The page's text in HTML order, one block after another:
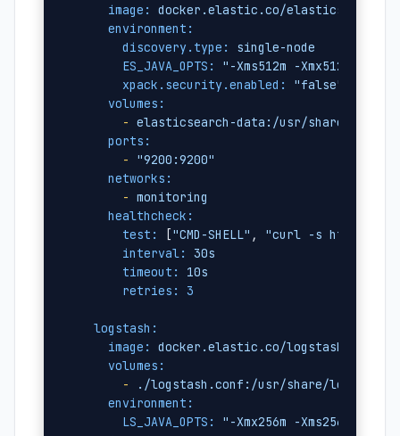
image:
docker.elastic.co/elasticsearch/
environment:
discovery.type:
single-node
ES_JAVA_OPTS:
"-Xms512m -Xmx512m"
xpack.security.enabled:
"false"
volumes:
- elasticsearch-data:/usr/share/
ports:
-
"9200:9200"
networks:
- monitoring
healthcheck:
test:
["CMD-SHELL" , "curl -s http://
interval:
30s
timeout:
10s
retries:
3
logstash:
image:
docker.elastic.co/logstash/
volumes:
-
./logstash.conf:/usr/share/
environment:
LS_JAVA_OPTS:
"-Xmx256m -Xms256m"